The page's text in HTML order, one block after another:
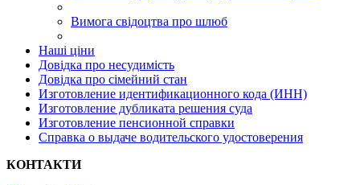
Вимога свідоцтва про шлюб
Наші ціни
Довідка про несудимість
Довідка про сімейний стан
Изготовление идентификационного кода (ИНН)
Изготовление дубликата решения суда
Изготовление пенсионной справки
Справка о выдаче водительского удостоверения
КОНТАКТИ